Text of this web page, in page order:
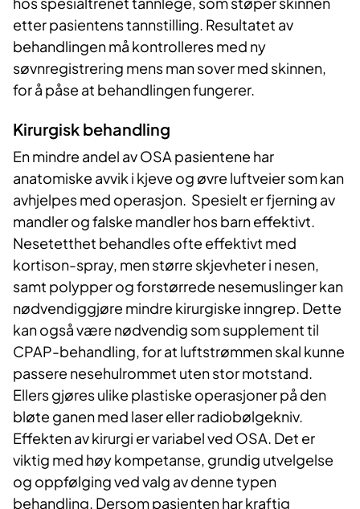
etter pasientens tannstilling. Resultatet av
behandlingen må kontrolleres med ny
søvnregistrering mens man sover med skinnen,
for å påse at behandlingen fungerer.
Kirurgisk behandling
En mindre andel av OSA pasientene har
anatomiske avvik i kjeve og øvre luftveier som kan
avhjelpes med operasjon. Spesielt er fjerning av
mandler og falske mandler hos barn effektivt.
Nesetetthet behandles ofte effektivt med
kortison-spray, men større skjevheter i nesen,
samt polypper og forstørrede nesemuslinger kan
nødvendiggjøre mindre kirurgiske inngrep. Dette
kan også være nødvendig som supplement til
CPAP-behandling, for at luftstrømmen skal kunne
passere nesehulrommet uten stor motstand.
Ellers gjøres ulike plastiske operasjoner på den
bløte ganen med laser eller radiobølgekniv.
Effekten av kirurgi er variabel ved OSA. Det er
viktig med høy kompetanse, grundig utvelgelse
og oppfølging ved valg av denne typen
behandling. Dersom pasienten har kraftig